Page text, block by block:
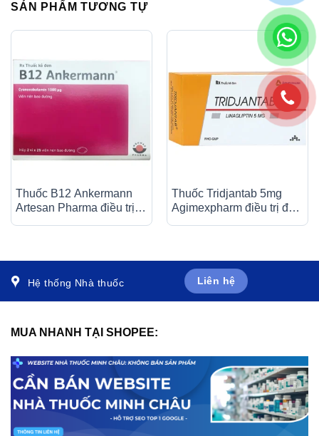
SẢN PHẨM TƯƠNG TỰ
Thuốc B12 Ankermann
Artesan Pharma điều trị
Thuốc Tridjantab 5mg
Agimexpharm điều trị đái
Hệ thống Nhà thuốc Liên hệ
MUA NHANH TẠI SHOPEE: